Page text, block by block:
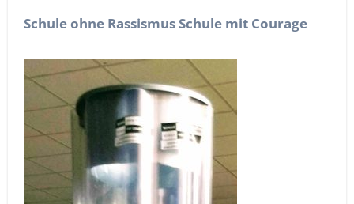
Schule ohne Rassismus Schule mit Courage